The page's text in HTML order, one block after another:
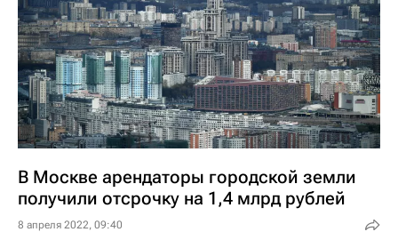
В Москве арендаторы городской земли
получили отсрочку на 1,4 млрд рублей
8 апреля 2022, 09:40